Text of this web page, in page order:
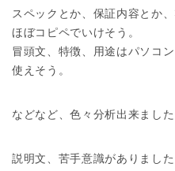
スペックとか、保証内容とか
ほぼコピペでいけそう。
冒頭文、特徴、用途はパソコ
使えそう。
などなど、色々分析出来ました
説明文、苦手意識がありまし